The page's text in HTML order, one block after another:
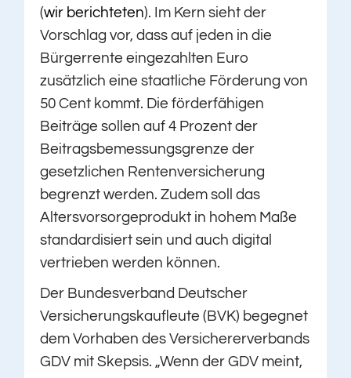
(wir berichteten). Im Kern sieht der
Vorschlag vor, dass auf jeden in die
Bürgerrente eingezahlten Euro
zusätzlich eine staatliche Förderung von
50 Cent kommt. Die förderfähigen
Beiträge sollen auf 4 Prozent der
Beitragsbemessungsgrenze der
gesetzlichen Rentenversicherung
begrenzt werden. Zudem soll das
Altersvorsorgeprodukt in hohem Maße
standardisiert sein und auch digital
vertrieben werden können.
Der Bundesverband Deutscher
Versicherungskaufleute (BVK) begegnet
dem Vorhaben des Versichererverbands
GDV mit Skepsis. „Wenn der GDV meint,